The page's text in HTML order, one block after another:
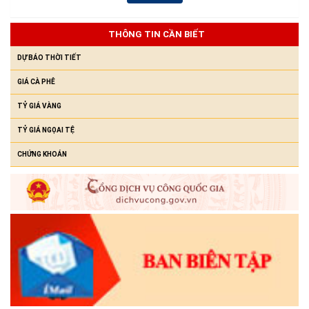
THÔNG TIN CẦN BIẾT
DỰ BÁO THỜI TIẾT
GIÁ CÀ PHÊ
TỶ GIÁ VÀNG
TỶ GIÁ NGỌAI TỆ
CHỨNG KHOÁN
quyền sở hữu tài sản gắn liền với đất lần đầu của hộ ông Y
(23/07/2026)